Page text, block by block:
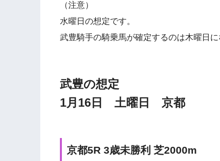
（注意）
水曜日の想定です。
武豊騎手の騎乗馬が確定するのは木曜日
武豊の想定
1月16日 土曜日 京都
京都5R 3歳未勝利 芝2000m